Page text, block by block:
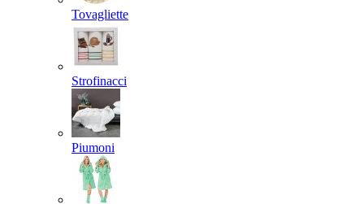
Tovagliette
Strofinacci
Piumoni